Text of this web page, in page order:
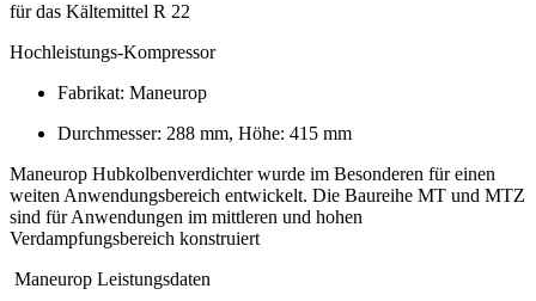
für das Kältemittel R 22
Hochleistungs-Kompressor
Fabrikat: Maneurop
Durchmesser: 288 mm, Höhe: 415 mm
Maneurop Hubkolbenverdichter wurde im Besonderen für einen
weiten Anwendungsbereich entwickelt. Die Baureihe MT und MTZ
sind für Anwendungen im mittleren und hohen
Verdampfungsbereich konstruiert
Maneurop Leistungsdaten